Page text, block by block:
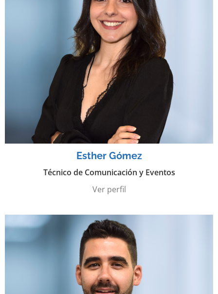
Esther Gómez
Técnico de Comunicación y Eventos
Ver perfil